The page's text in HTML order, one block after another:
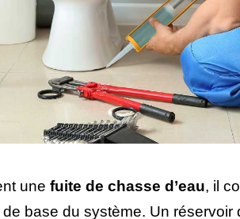
une fuite de chasse d’eau, il
base du système. Un réservoir